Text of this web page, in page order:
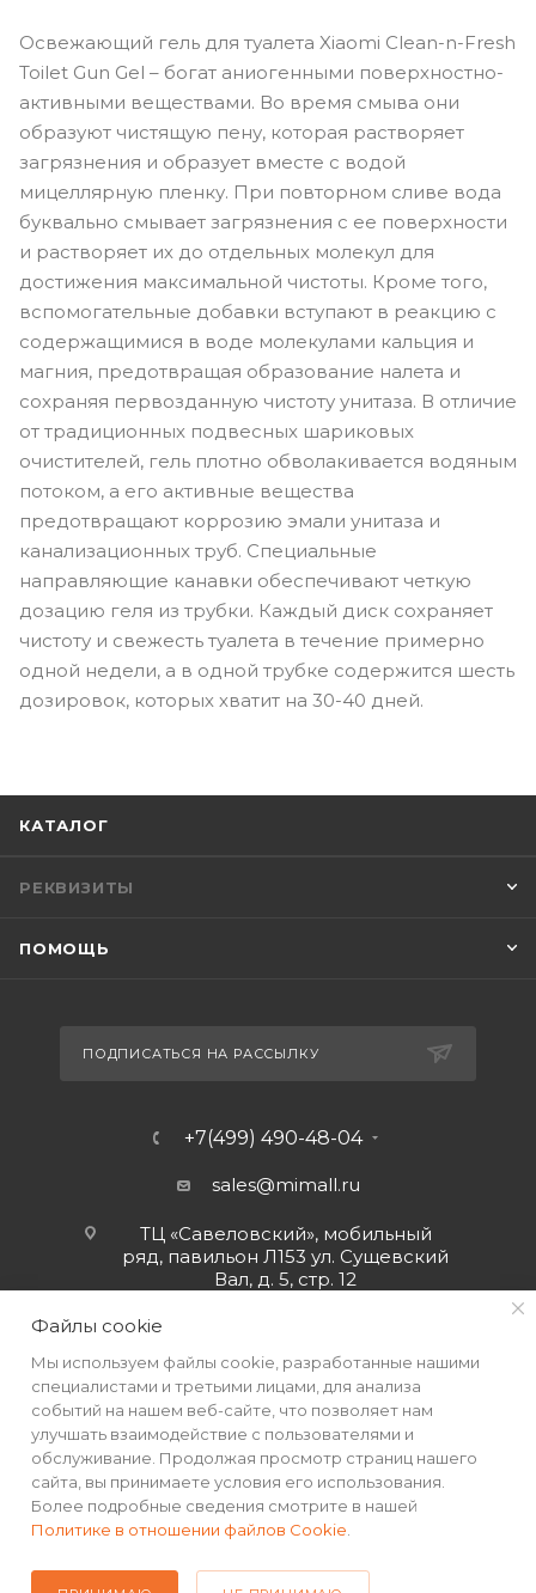
Освежающий гель для туалета Xiaomi Clean-n-Fresh
Toilet Gun Gel – богат аниогенными поверхностно-
активными веществами. Во время смыва они
образуют чистящую пену, которая растворяет
загрязнения и образует вместе с водой
мицеллярную пленку. При повторном сливе вода
буквально смывает загрязнения с ее поверхности
и растворяет их до отдельных молекул для
достижения максимальной чистоты. Кроме того,
вспомогательные добавки вступают в реакцию с
содержащимися в воде молекулами кальция и
магния, предотвращая образование налета и
сохраняя первозданную чистоту унитаза. В отличие
от традиционных подвесных шариковых
очистителей, гель плотно обволакивается водяным
потоком, а его активные вещества
предотвращают коррозию эмали унитаза и
канализационных труб. Специальные
направляющие канавки обеспечивают четкую
дозацию геля из трубки. Каждый диск сохраняет
чистоту и свежесть туалета в течение примерно
одной недели, а в одной трубке содержится шесть
дозировок, которых хватит на 30-40 дней.
КАТАЛОГ
РЕКВИЗИТЫ
ПОМОЩЬ
ПОДПИСАТЬСЯ НА РАССЫЛКУ
+7(499) 490-48-04
sales@mimall.ru
ТЦ «Савеловский», мобильный
ряд, павильон Л153 ул. Сущевский
Вал, д. 5, стр. 12
2026 © Интернет-магазин MiMall® • Не является публичной
офертой • 2026 г.
Файлы cookie
Мы используем файлы cookie, разработанные нашими
специалистами и третьими лицами, для анализа
событий на нашем веб-сайте, что позволяет нам
улучшать взаимодействие с пользователями и
обслуживание. Продолжая просмотр страниц нашего
сайта, вы принимаете условия его использования.
Более подробные сведения смотрите в нашей
Политике в отношении файлов Cookie